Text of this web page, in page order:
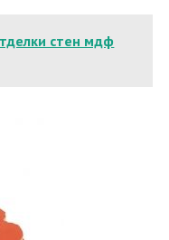
стен мдф